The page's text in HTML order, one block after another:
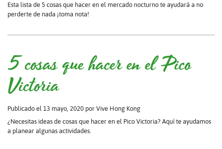
Esta lista de 5 cosas que hacer en el mercado nocturno te ayudará a no
perderte de nada ¡toma nota!
5 cosas que hacer en el Pico
Victoria
Publicado el 13 mayo, 2020 por Vive Hong Kong
¿Necesitas ideas de cosas que hacer en el Pico Victoria? Aquí te ayudamos
a planear algunas actividades.